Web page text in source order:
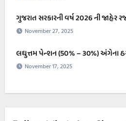
ગુજરાત સરકારની વર્ષ 2026 ની જાહેર
November 27, 2025
લઘુત્તમ પેન્શન (50% – ૩૦%) અંગેના
November 17, 2025